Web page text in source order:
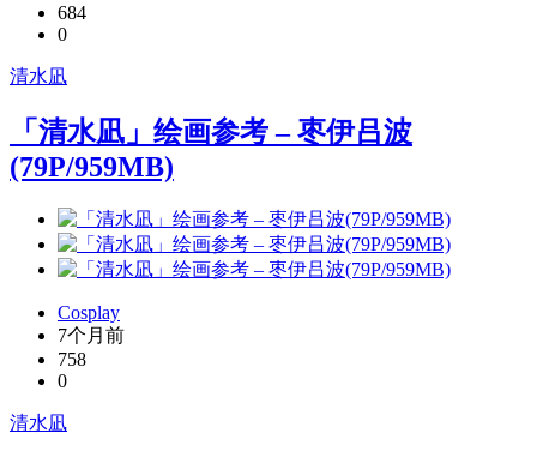
684
0
清水凪
「清水凪」绘画参考 – 枣伊吕波
(79P/959MB)
Cosplay
7个月前
758
0
清水凪